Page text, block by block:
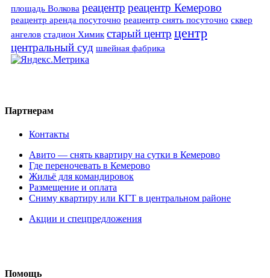
площадь Волкова реацентр реацентр Кемерово
реацентр аренда посуточно реацентр снять посуточно сквер
ангелов стадион Химик старый центр центр
центральный суд швейная фабрика
Партнерам
Контакты
Авито — снять квартиру на сутки в Кемерово
Где переночевать в Кемерово
Жильё для командировок
Размещение и оплата
Сниму квартиру или КГТ в центральном районе
Акции и спецпредложения
Помощь